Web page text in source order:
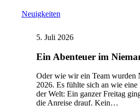
Neuigkeiten
5. Juli 2026
Ein Abenteuer im
Oder wie wir ein Team wurden
2026. Es fühlte sich an wie eine
der Welt: Ein ganzer Freitag
die Anreise drauf. Kein…